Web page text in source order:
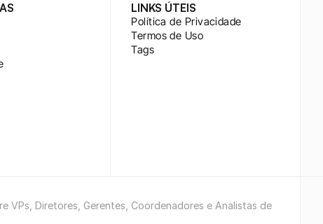
LINKS ÚTEIS
Política de Privacidade
Termos de Uso
Tags
VPs, Diretores, Gerentes, Coordenadores e Analistas de